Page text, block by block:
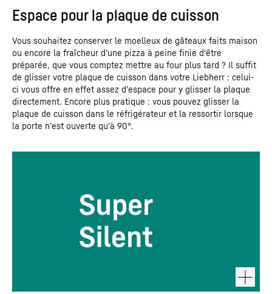
Espace pour la plaque de cuisson
Vous souhaitez conserver le moelleux de gâteaux faits maison
ou encore la fraîcheur d’une pizza à peine finie d'être
préparée, que vous comptez mettre au four plus tard ? Il suffit
de glisser votre plaque de cuisson dans votre Liebherr : celui-
ci vous offre en effet assez d’espace pour y glisser la plaque
directement. Encore plus pratique : vous pouvez glisser la
plaque de cuisson dans le réfrigérateur et la ressortir lorsque
la porte n’est ouverte qu’à 90°.